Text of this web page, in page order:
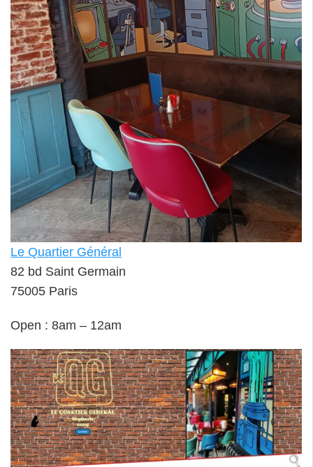
Le Quartier Général
82 bd Saint Germain
75005 Paris
Open : 8am – 12am